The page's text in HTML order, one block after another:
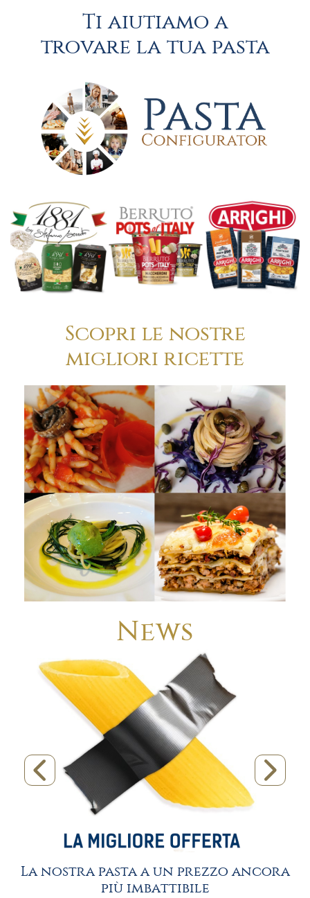
Ti aiutiamo a
trovare la tua pasta
Scopri le nostre
migliori ricette
News
La nostra pasta a un prezzo ancora
più imbattibile